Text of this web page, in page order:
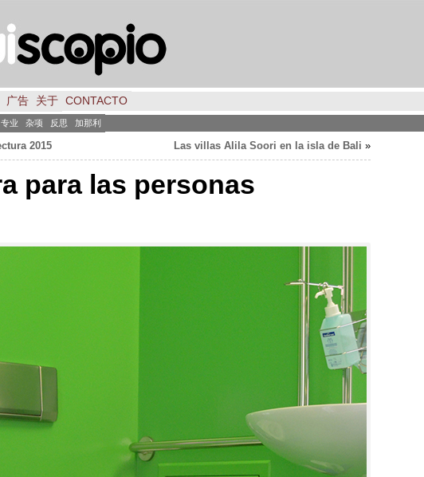
广告 关于 CONTACTO
专业 杂项 反思 加那利
2015 Las villas Alila Soori en la isla de Bali »
para las personas